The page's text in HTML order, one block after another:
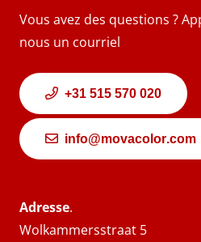
Vous avez des questions ?
nous un courriel
+31 515 570 020
info@movacolor.com
Adresse.
Wolkammersstraat 5